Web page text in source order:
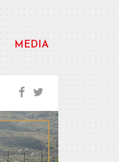
MEDIA